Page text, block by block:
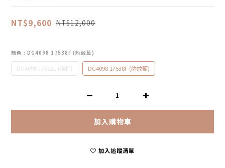
NT$9,600 NT$12,000
顏色 : DG4098 17538F (豹紋藍)
DG4098 17552L (淺棕) DG4098 17538F (豹紋藍)
加入購物車
加入追蹤清單